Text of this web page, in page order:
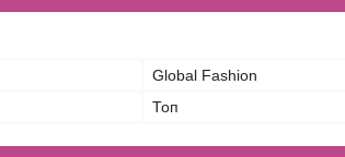
Global Fashion
Топ